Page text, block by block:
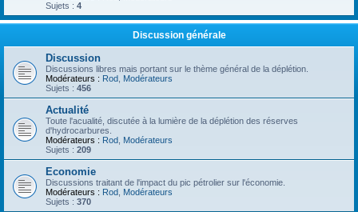
Sujets : 4
Discussion générale
Discussion
Discussions libres mais portant sur le thème général de la déplétion.
Modérateurs : Rod Modérateurs
Sujets : 456
Actualité
Toute l'acualité, discutée à la lumière de la déplétion des réserves
d'hydrocarbures.
Modérateurs : Rod Modérateurs
Sujets : 209
Economie
Discussions traitant de l'impact du pic pétrolier sur l'économie.
Modérateurs : Rod Modérateurs
Sujets : 370